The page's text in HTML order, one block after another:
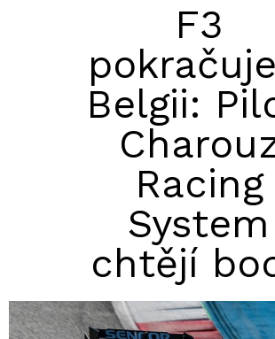
F3
Belgii:
Racing
System
chtějí